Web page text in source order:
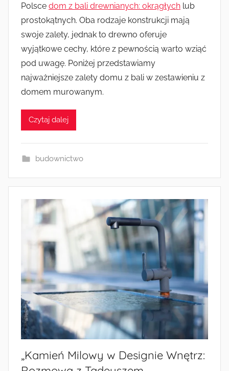
Polsce dom z bali drewnianych: okrągłych lub
prostokątnych. Oba rodzaje konstrukcji mają
swoje zalety, jednak to drewno oferuje
wyjątkowe cechy, które z pewnością warto wziąć
pod uwagę. Poniżej przedstawiamy
najważniejsze zalety domu z bali w zestawieniu z
domem murowanym.
Czytaj dalej
budownictwo
„Kamień Milowy w Designie Wnętrz: